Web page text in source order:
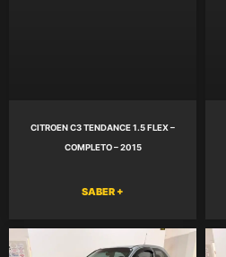
CITROEN C3 TENDANCE 1.5 FLEX –
COMPLETO – 2015
SABER +